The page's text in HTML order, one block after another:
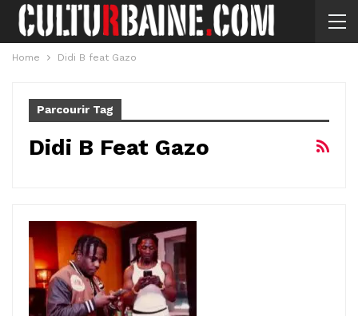
Home Didi B feat Gazo
Parcourir Tag
Didi B Feat Gazo